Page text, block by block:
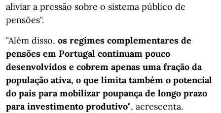
aliviar a pressão sobre o sistema público de
pensões".
"Além disso, os regimes complementares de
pensões em Portugal continuam pouco
desenvolvidos e cobrem apenas uma fração da
população ativa, o que limita também o potencial
do país para mobilizar poupança de longo prazo
para investimento produtivo", acrescenta.